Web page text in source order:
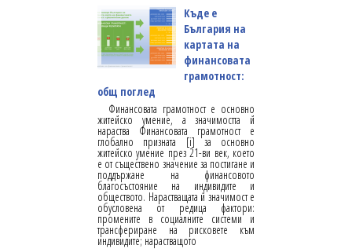
Къде е
България на
картата на
финансовата
грамотност:
общ поглед
Финансовата грамотност е основно
житейско умение, а значимостта й
нараства Финансовата грамотност е
глобално призната [i] за основно
житейско умение през 21-ви век, което
е от съществено значение за постигане и
поддържане на финансовото
благосъстояние на индивидите и
обществото. Нарастващата й значимост е
обусловена от редица фактори:
промените в социалните системи и
трансфериране на рисковете към
индивидите; нарастващото